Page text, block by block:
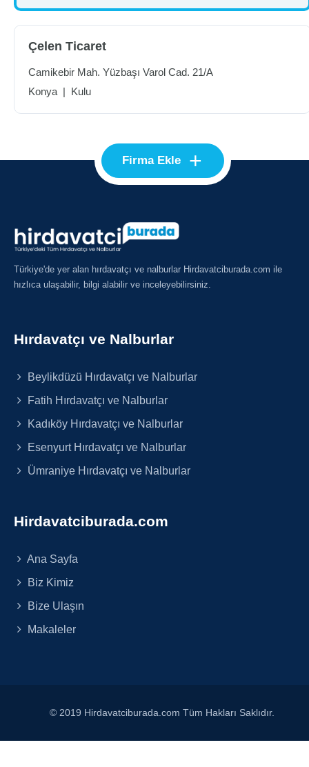
Çelen Ticaret
Camikebir Mah. Yüzbaşı Varol Cad. 21/A
Konya | Kulu
Firma Ekle +
Türkiye'de yer alan hırdavatçı ve nalburlar Hirdavatciburada.com ile
hızlıca ulaşabilir, bilgi alabilir ve inceleyebilirsiniz.
Hırdavatçı ve Nalburlar
Beylikdüzü Hırdavatçı ve Nalburlar
Fatih Hırdavatçı ve Nalburlar
Kadıköy Hırdavatçı ve Nalburlar
Esenyurt Hırdavatçı ve Nalburlar
Ümraniye Hırdavatçı ve Nalburlar
Hirdavatciburada.com
Ana Sayfa
Biz Kimiz
Bize Ulaşın
Makaleler
© 2019 Hirdavatciburada.com Tüm Hakları Saklıdır.